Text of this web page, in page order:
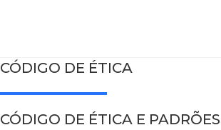
CÓDIGO DE ÉTICA
CÓDIGO DE ÉTICA E PADRÕES